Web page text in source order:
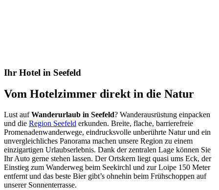
Ihr Hotel in Seefeld
Vom Hotelzimmer direkt in die Natur
Lust aufWanderurlaub in Seefeld? Wanderausrüstung einpacken
und die Region Seefeld erkunden. Breite, flache, barrierefreie
Promenadenwanderwege, eindrucksvolle unberührte Natur und ein
unvergleichliches Panorama machen unsere Region zu einem
einzigartigen Urlaubserlebnis. Dank der zentralen Lage können Sie
Ihr Auto gerne stehen lassen. Der Ortskern liegt quasi ums Eck, der
Einstieg zum Wanderweg beim Seekirchl und zur Loipe 150 Meter
entfernt und das beste Bier gibt’s ohnehin beim Frühschoppen auf
unserer Sonnenterrasse.